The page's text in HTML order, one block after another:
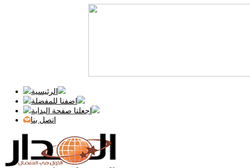
الرئيسية
اضفنا للمفضلة
اجعلنا صفحة البداية
اتصل بنا